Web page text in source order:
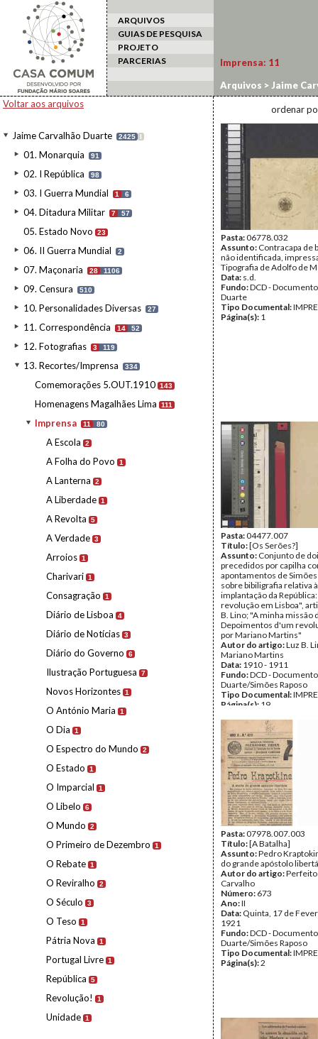
ARQUIVOS
GUIAS DE PESQUISA
PROJETO
PARCERIAS
Voltar aos arquivos
Jaime Carvalhão Duarte 2425 I
01. Monarquia 91
02. I República 98
03. I Guerra Mundial 1 6
04. Ditadura Militar 7 57
05. Estado Novo 23
06. II Guerra Mundial 2
07. Maçonaria 28 1106
09. Censura 510
10. Personalidades Diversas 27
11. Correspondência 14 52
12. Fotografias 3 119
13. Recortes/Imprensa 334
Comemorações 5.OUT.1910 143
Homenagens Magalhães Lima 111
Imprensa 11 80
A Escola 2
A Folha do Povo 1
A Lanterna 2
A Liberdade 1
A Revolta 5
A Verdade 3
Arroios 1
Charivari 1
Consagração 1
Diário de Lisboa 4
Diário de Notícias 3
Diário do Governo 6
Ilustração Portuguesa 7
Novos Horizontes 1
O António Maria 1
O Dia 1
O Espectro do Mundo 2
O Estado 1
O Imparcial 1
O Libelo 6
O Mundo 2
O Primeiro de Dezembro 1
O Rebate 1
O Reviralho 2
O Século 3
O Teso 1
Pátria Nova 1
Portugal Livre 1
República 5
Revolução! 1
Unidade 1
Imprensa: 11
Arquivos > Jaime
ordenar
Pasta:06778.032
Assunto: Contracapa de
não identificada,
Tipografia de Adolfo de
Data: s.d.
Fundo:DCD -
Duarte
Tipo Documental:
Página(s): 1
Pasta:04477.007
Título:[Os Serões?]
Assunto: Conjunto de
precedidos por capilha
apontamentos de Simões
sobre bibiligrafia relativa à
implantação da
revolução em Lisboa",
B. Lino; "A minha missão
Depoimentos d'um
por Mariano Martins"
Autor do artigo:Luz B.
Mariano Martins
Data: 1910 - 1911
Fundo:DCD -
Duarte/Simões Raposo
Tipo Documental:
Página(s): 19
Pasta:07978.007.003
Título:[A Batalha]
Assunto:Pedro
do grande apóstolo
Autor do artigo:
Carvalho
Número: 673
Ano:II
Data: Quinta, 17 de
1921
Fundo:DCD -
Duarte/Simões Raposo
Tipo Documental:
Página(s):2